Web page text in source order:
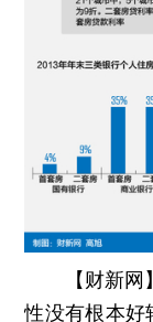
【财新
性没有根本好